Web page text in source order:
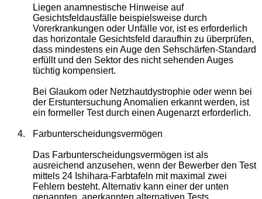
Liegen anamnestische Hinweise auf
Gesichtsfeldausfälle beispielsweise durch
Vorerkrankungen oder Unfälle vor, ist es erforderlich
das horizontale Gesichtsfeld daraufhin zu überprüfen,
dass mindestens ein Auge den Sehschärfen-Standard
erfüllt und den Sektor des nicht sehenden Auges
tüchtig kompensiert.
Bei Glaukom oder Netzhautdystrophie oder wenn bei
der Erstuntersuchung Anomalien erkannt werden, ist
ein formeller Test durch einen Augenarzt erforderlich.
4. Farbunterscheidungsvermögen
Das Farbunterscheidungsvermögen ist als
ausreichend anzusehen, wenn der Bewerber den Test
mittels 24 Ishihara-Farbtafeln mit maximal zwei
Fehlern besteht. Alternativ kann einer der unten
genannten, anerkannten alternativen Tests